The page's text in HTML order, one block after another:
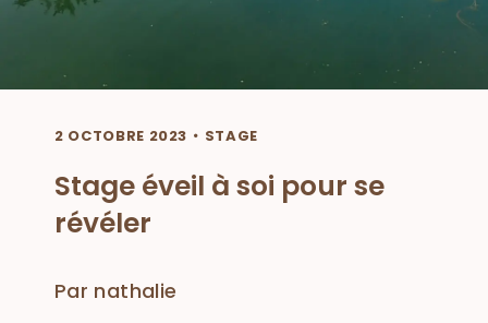
2 OCTOBRE 2023 STAGE
Stage éveil à soi pour se
révéler
Par nathalie